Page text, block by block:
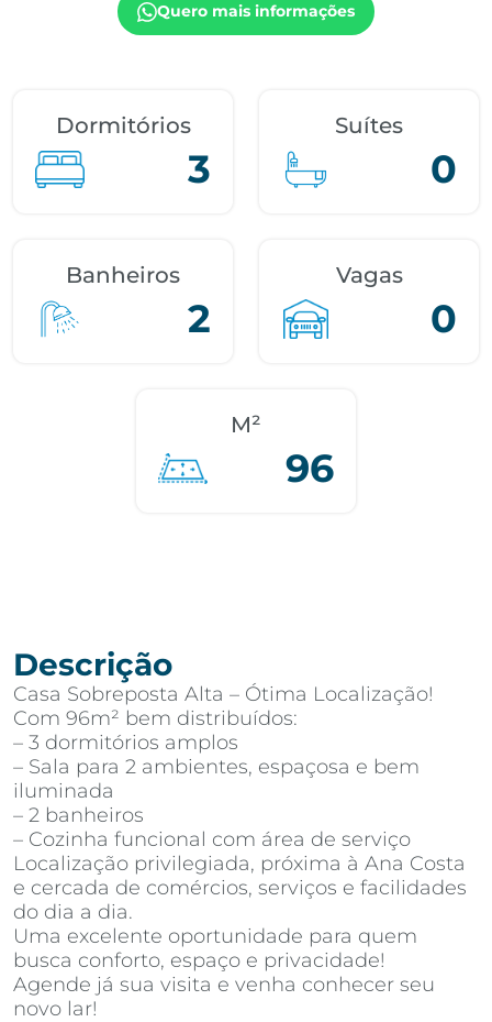
Quero mais informações
Dormitórios
3
Suítes
0
Banheiros
2
Vagas
0
M²
96
Descrição
Casa Sobreposta Alta – Ótima Localização!
Com 96m² bem distribuídos:
– 3 dormitórios amplos
– Sala para 2 ambientes, espaçosa e bem
iluminada
– 2 banheiros
– Cozinha funcional com área de serviço
Localização privilegiada, próxima à Ana Costa
e cercada de comércios, serviços e facilidades
do dia a dia.
Uma excelente oportunidade para quem
busca conforto, espaço e privacidade!
Agende já sua visita e venha conhecer seu
novo lar!